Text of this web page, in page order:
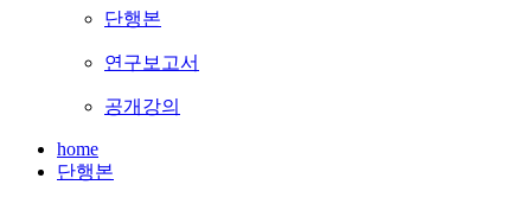
단행본
연구보고서
공개강의
home
단행본